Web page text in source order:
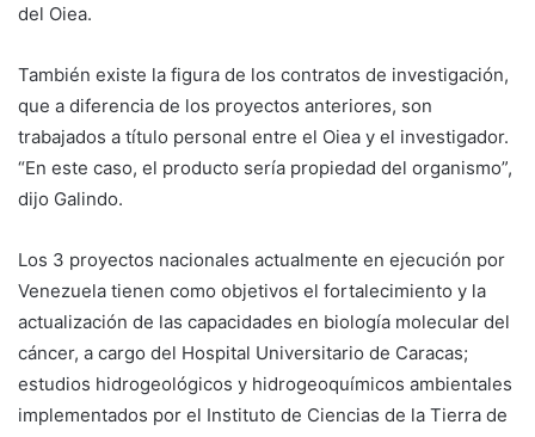
del Oiea.
También existe la figura de los contratos de investigación,
que a diferencia de los proyectos anteriores, son
trabajados a título personal entre el Oiea y el investigador.
“En este caso, el producto sería propiedad del organismo”,
dijo Galindo.
Los 3 proyectos nacionales actualmente en ejecución por
Venezuela tienen como objetivos el fortalecimiento y la
actualización de las capacidades en biología molecular del
cáncer, a cargo del Hospital Universitario de Caracas;
estudios hidrogeológicos y hidrogeoquímicos ambientales
implementados por el Instituto de Ciencias de la Tierra de